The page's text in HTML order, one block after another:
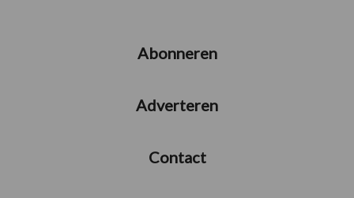
Abonneren
Adverteren
Contact